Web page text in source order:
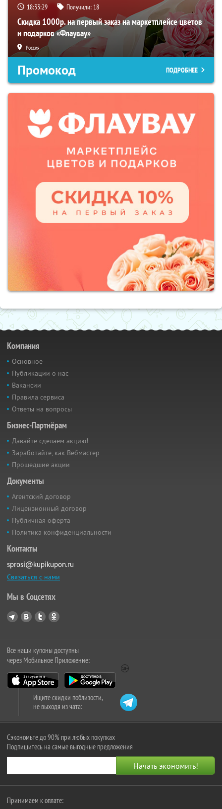
18:33:28 Получили: 18
Скидка 1000р. на первый заказ на маркетплейсе цветов
и подарков «Флаувау»
Россия
Промокод ПОДРОБНЕЕ
Компания
Основное
Публикации о нас
Вакансии
Правила сервиса
Ответы на вопросы
Бизнес-Партнёрам
Давайте сделаем акцию!
Заработайте, как Вебмастер
Прошедшие акции
Документы
Агентский договор
Лицензионный договор
Публичная оферта
Политика конфиденциальности
Контакты
sprosi@kupikupon.ru
Связаться с нами
Мы в Соцсетях
Все наши купоны доступны
через Мобильное Приложение:
Ищите скидки поблизости,
не выходя из чата:
Сэкономьте до 90% при любых покупках
Подпишитесь на самые выгодные предложения
Принимаем к оплате: